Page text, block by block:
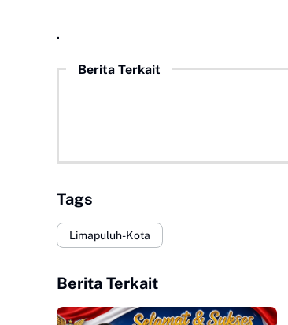
.
Berita Terkait
Tags
Limapuluh-Kota
Berita Terkait